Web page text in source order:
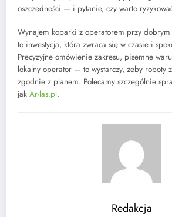
oszczędności — i pytanie, czy warto
Wynajem koparki z operatorem przy dobrym
to inwestycja, która zwraca się w czasie i
Precyzyjne omówienie zakresu, pisemne
lokalny operator — to wystarczy, żeby roboty
zgodnie z planem. Polecamy szczególnie
jak Ar-las.pl.
Redakcja